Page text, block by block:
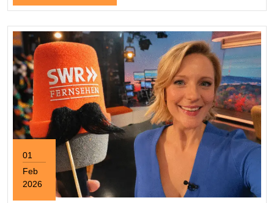
was
bedeutet
das
für
Betroffene?
lesen
01
Feb
2026
February